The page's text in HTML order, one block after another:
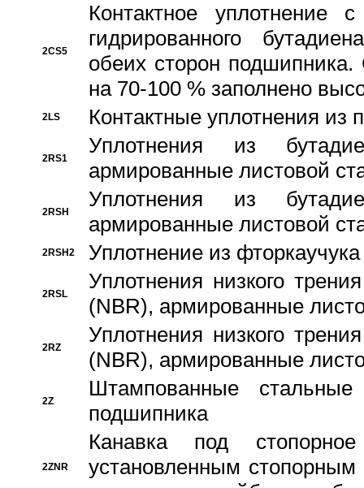
2CS5
Контактное уплотнение
гидрированного
обеих сторон
на 70-100 % заполнено
2LS Контактные уплотнения из
2RS1
Уплотнения из
армированные листовой
2RSH
Уплотнения из
армированные листовой
2RSH2 Уплотнение из
2RSL
Уплотнения низкого
(NBR), армированные
2RZ
Уплотнения низкого
(NBR), армированные
2Z
Штампованные
подшипника
2ZNR
Канавка под
установленным